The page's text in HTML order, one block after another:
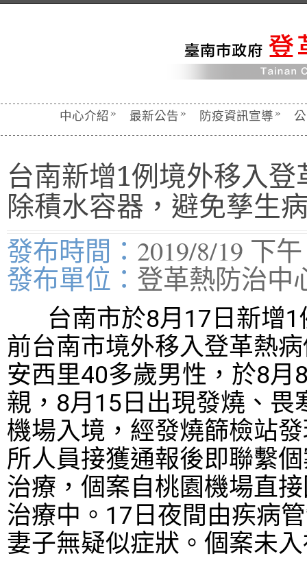
中心介紹» 最新公告» 防疫資訊宣導»
台南新增1例境外移入
除積水容器，避免孳生
發布時間： 2019/8/19 下
發布單位： 登革熱防治中
台南市於8月 17 日新增1
前台南市境外移入登革熱
安西里40多歲男性，於8月
親， 8月 15 日出現發燒、
機場入境，經發燒篩檢站
所人員接獲通報後即聯繫
治療，個案自桃園機場直
治療中。 17 日夜間由疾病
妻子無疑似症狀。個案未